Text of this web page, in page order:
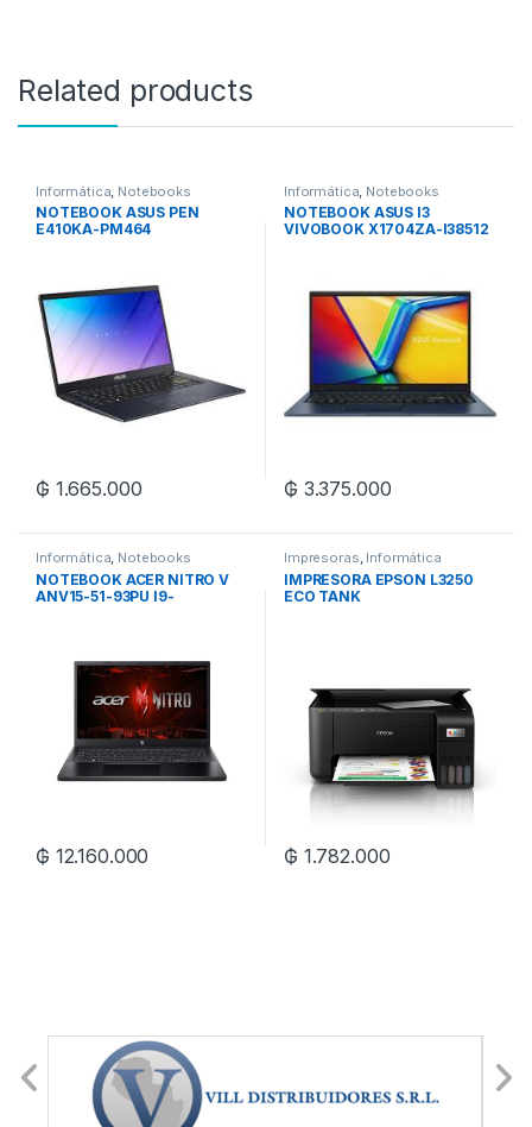
Related products
Informática Notebooks
NOTEBOOK ASUS PEN
E410KA-PM464
₲ 1.665.000
Informática Notebooks
NOTEBOOK ASUS I3
VIVOBOOK X1704ZA-I38512
₲ 3.375.000
Informática, Notebooks
NOTEBOOK ACER NITRO V
ANV15-51-93PU I9-
₲ 12.160.000
Impresoras, Informática
IMPRESORA EPSON L3250
ECO TANK
₲ 1.782.000